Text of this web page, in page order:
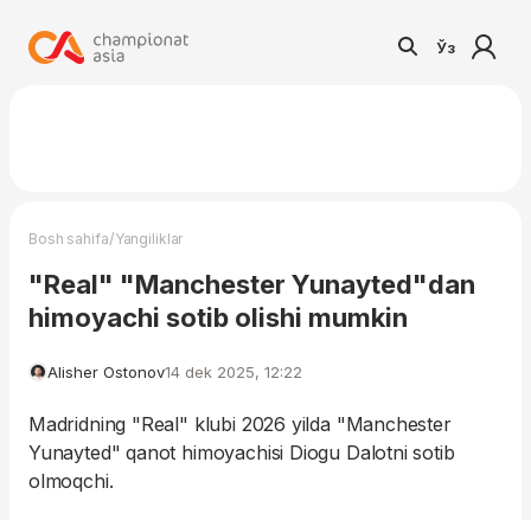
Ўз
Bosh sahifa/Yangiliklar
"Real" "Manchester Yunayted"dan
himoyachi sotib olishi mumkin
Alisher Ostonov14 dek 2025, 12:22
Madridning "Real" klubi 2026 yilda "Manchester
Yunayted" qanot himoyachisi Diogu Dalotni sotib
olmoqchi.